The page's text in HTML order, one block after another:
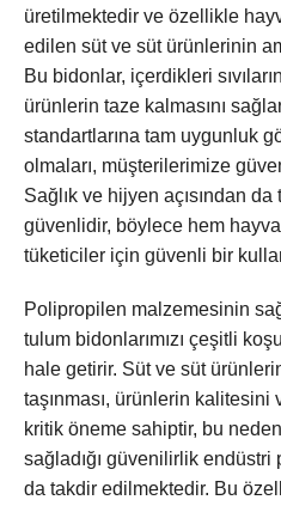
üretilmektedir ve özellikle
edilen süt ve süt ürünlerinin
Bu bidonlar, içerdikleri
ürünlerin taze kalmasını
standartlarına tam uygunluk
olmaları, müşterilerimize
Sağlık ve hijyen açısından da
güvenlidir, böylece hem
tüketiciler için güvenli bir
Polipropilen malzemesinin
tulum bidonlarımızı çeşitli
hale getirir. Süt ve süt
taşınması, ürünlerin
kritik öneme sahiptir, bu
sağladığı güvenilirlik endüstri
da takdir edilmektedir. Bu